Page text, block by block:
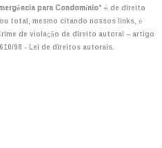
para Condomínio" é de direito
total, mesmo citando nossos links, é
de violação de direito autoral – artigo
98 - Lei de direitos autorais.